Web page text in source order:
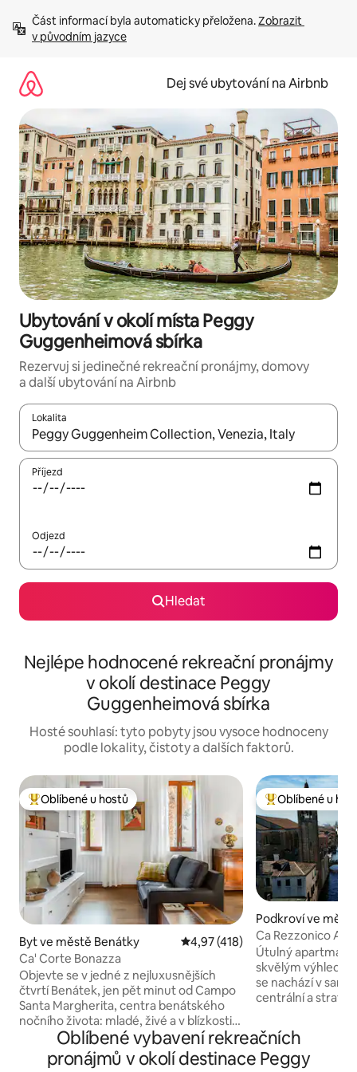
obsah
Část informací byla automaticky přeložena. Zobrazit
v původním jazyce
Dej své ubytování na Airbnb
Ubytování v okolí místa Peggy
Guggenheimová sbírka
Rezervuj si jedinečné rekreační pronájmy, domovy
a další ubytování na Airbnb
Lokalita
Až budou výsledky k dispozici, můžeš si je procházet pomocí
Příjezd
Odjezd
Hledat
Nejlépe hodnocené rekreační pronájmy
v okolí destinace Peggy
Guggenheimová sbírka
Hosté souhlasí: tyto pobyty jsou vysoce hodnoceny
podle lokality, čistoty a dalších faktorů.
Nejlepší v kategorii Oblíbené u hostů
Oblíbené u hostů
Byt ve městě Benátky Průměrné hodnocení 4,97 z 5,
4,97 (418)
Ca' Corte Bonazza
Objevte se v jedné z nejluxusnějších
čtvrtí Benátek, jen pět minut od Campo
Santa Margherita, centra benátského
nočního života: mladé, živé a v blízkosti
univerzitní čtvrti Ca' Foscari. Schodiště v
benátském stylu vede do bytu v prvním
patře. Právě proto, že se nachází na
Nejlepší v
Oblíbené u
Podkroví ve
Ca Rezzonico
piano
Útulný apartmán
skvělým
se nachází v
centrální a
viditelnými
předsíně,
obývacího
Oblíbené vybavení rekreačních
pronájmů v okolí destinace Peggy